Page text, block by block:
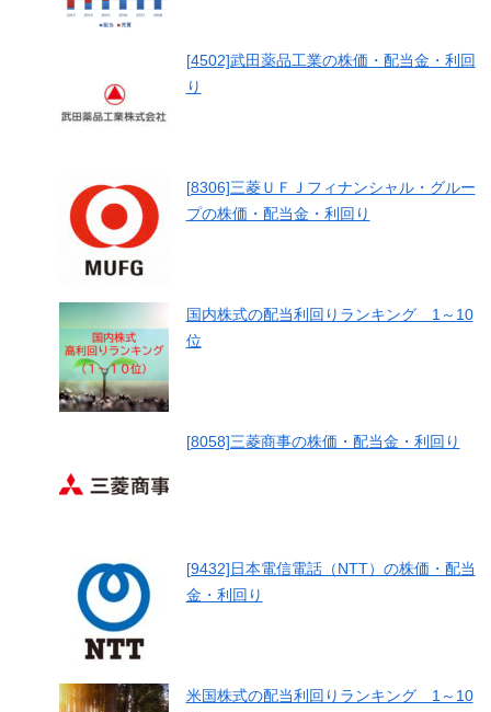
[4502]武田薬品工業の株価・配当金・利回
り
[8306]三菱ＵＦＪフィナンシャル・グルー
プの株価・配当金・利回り
国内株式の配当利回りランキング 1～10
位
[8058]三菱商事の株価・配当金・利回り
[9432]日本電信電話（NTT）の株価・配当
金・利回り
米国株式の配当利回りランキング 1～10